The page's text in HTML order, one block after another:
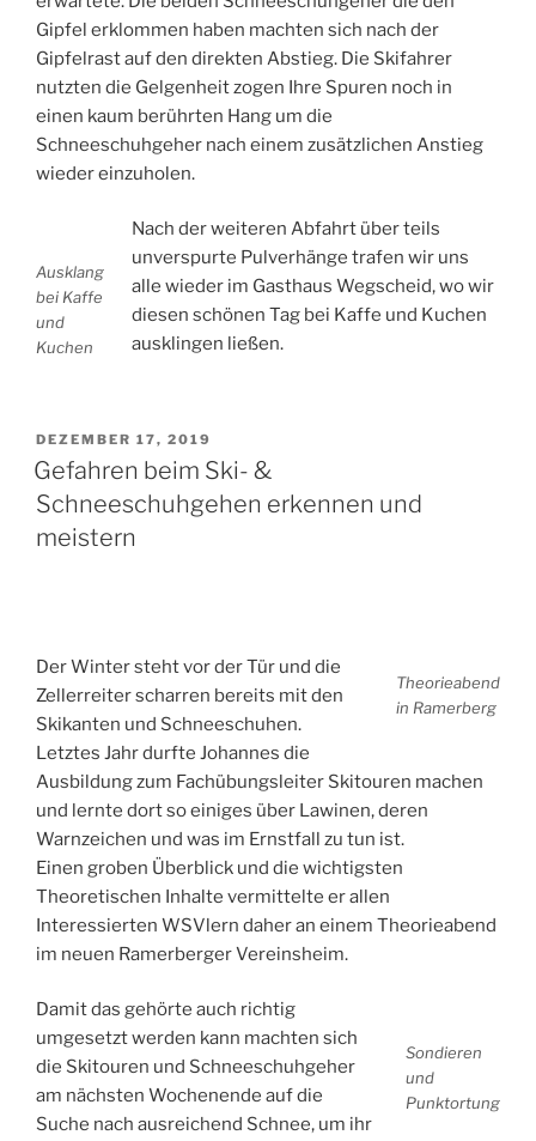
Gipfel erklommen haben machten sich nach der
Gipfelrast auf den direkten Abstieg. Die Skifahrer
nutzten die Gelgenheit zogen Ihre Spuren noch in
einen kaum berührten Hang um die
Schneeschuhgeher nach einem zusätzlichen Anstieg
wieder einzuholen.
Ausklang
bei Kaffe
und
Kuchen
Nach der weiteren Abfahrt über teils
unverspurte Pulverhänge trafen wir uns
alle wieder im Gasthaus Wegscheid, wo wir
diesen schönen Tag bei Kaffe und Kuchen
ausklingen ließen.
VERÖFFENTLICHT
AM
DEZEMBER 17, 2019
Gefahren beim Ski- &
Schneeschuhgehen erkennen und
meistern
Theorieabend
in Ramerberg
Der Winter steht vor der Tür und die
Zellerreiter scharren bereits mit den
Skikanten und Schneeschuhen.
Letztes Jahr durfte Johannes die
Ausbildung zum Fachübungsleiter Skitouren machen
und lernte dort so einiges über Lawinen, deren
Warnzeichen und was im Ernstfall zu tun ist.
Einen groben Überblick und die wichtigsten
Theoretischen Inhalte vermittelte er allen
Interessierten WSVlern daher an einem Theorieabend
im neuen Ramerberger Vereinsheim.
Sondieren
und
Punktortung
Damit das gehörte auch richtig
umgesetzt werden kann machten sich
die Skitouren und Schneeschuhgeher
am nächsten Wochenende auf die
Suche nach ausreichend Schnee, um ihr